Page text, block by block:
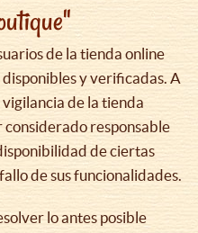
de la tienda online
y verificadas. A
de la tienda
considerado responsable
de ciertas
de sus funcionalidades.
lo antes posible